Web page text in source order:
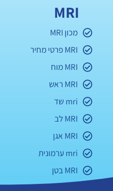
MRI
מכון MRI
MRI פרטי מחיר
MRI מוח
MRI ראש
mri שד
MRI לב
MRI אגן
mri ערמונית
MRI בטן